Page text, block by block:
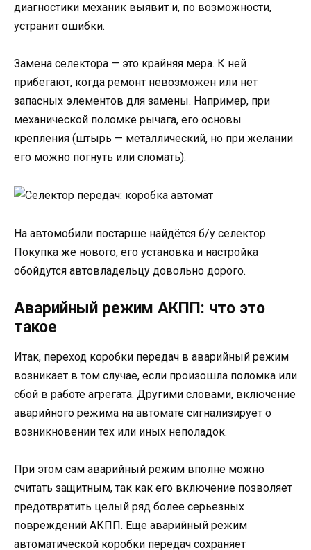
диагностики механик выявит и, по возможности,
устранит ошибки.
Замена селектора — это крайняя мера. К ней
прибегают, когда ремонт невозможен или нет
запасных элементов для замены. Например, при
механической поломке рычага, его основы
крепления (штырь — металлический, но при желании
его можно погнуть или сломать).
На автомобили постарше найдётся б/у селектор.
Покупка же нового, его установка и настройка
обойдутся автовладельцу довольно дорого.
Аварийный режим АКПП: что это
такое
Итак, переход коробки передач в аварийный режим
возникает в том случае, если произошла поломка или
сбой в работе агрегата. Другими словами, включение
аварийного режима на автомате сигнализирует о
возникновении тех или иных неполадок.
При этом сам аварийный режим вполне можно
считать защитным, так как его включение позволяет
предотвратить целый ряд более серьезных
повреждений АКПП. Еще аварийный режим
автоматической коробки передач сохраняет